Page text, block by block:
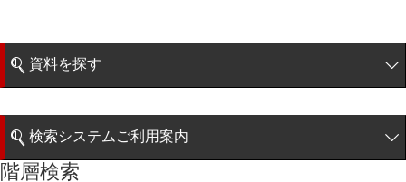
藩政文書
特定歴史公文書
諸家文書
資料を探す
階層検索
検索システムご利用案内
検索システムの利用について
階層検索